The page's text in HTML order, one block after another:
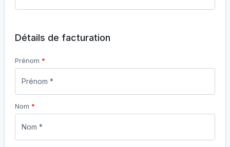
Détails de facturation
Prénom *
Nom *